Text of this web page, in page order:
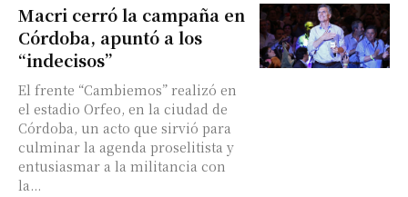
Macri cerró la campaña en
Córdoba, apuntó a los
“indecisos”
El frente “Cambiemos” realizó en
el estadio Orfeo, en la ciudad de
Córdoba, un acto que sirvió para
culminar la agenda proselitista y
entusiasmar a la militancia con
la...